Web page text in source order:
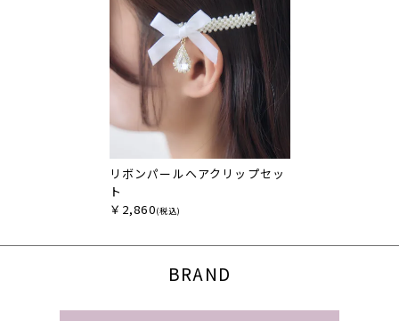
リボンパールヘアクリップセッ
ト
￥2,860(税込)
BRAND